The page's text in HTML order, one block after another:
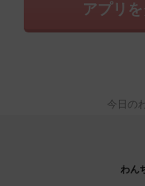
アプリ
今日の
わん